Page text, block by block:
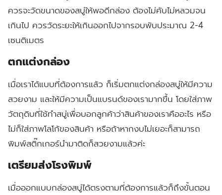
ควรจะวัดขนาดของสบู่ให้พอดีกล่อง ต้องไม่คับไม่หลวมจน
เกินไป ควรวัดระยะให้เกินออกไปจากรอบพับประมาณ 2-4
เซนติเมตร
ตกแต่งกล่อง
เมื่อเราได้แบบที่ต้องการแล้ว ก็เริ่มตกแต่งกล่องสบู่ให้มีความ
สวยงาม และให้มีความเป็นแบรนด์ของเรามากขึ้น โดยใส่ภาพ
วัตถุดิบที่ใช้ทำสบู่เพื่อบอกลูกค้าว่าสินค้าของเราคืออะไร หรือ
ไม่ก็ใส่ภาพโลโก้ของสินค้า หรือถ้าหากงบไม่เยอะก็สามารถ
พิมพ์สติ๊กเกอร์นำมาติดก็สวยงามแล้วค่ะ
เตรียมส่งโรงพิมพ์
เมื่อออกแบบกล่องสบู่ได้ตรงตามที่ต้องการแล้วก็ถึงขั้นตอน